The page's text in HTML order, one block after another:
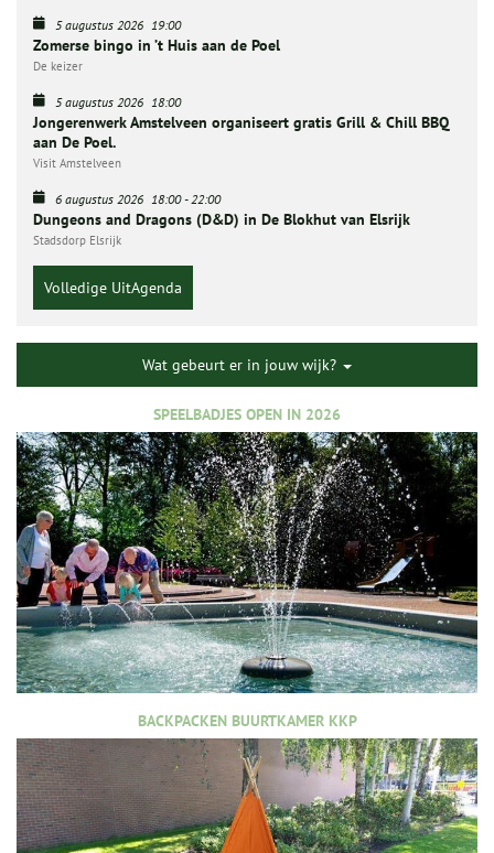
5 augustus 2026 19:00
Zomerse bingo in ’t Huis aan de Poel
De keizer
5 augustus 2026 18:00
Jongerenwerk Amstelveen organiseert gratis Grill & Chill BBQ
aan De Poel.
Visit Amstelveen
6 augustus 2026 18:00-22:00
Dungeons and Dragons (D&D) in De Blokhut van Elsrijk
Stadsdorp Elsrijk
Volledige UitAgenda
Wat gebeurt er in jouw wijk?
SPEELBADJES OPEN IN 2026
BACKPACKEN BUURTKAMER KKP